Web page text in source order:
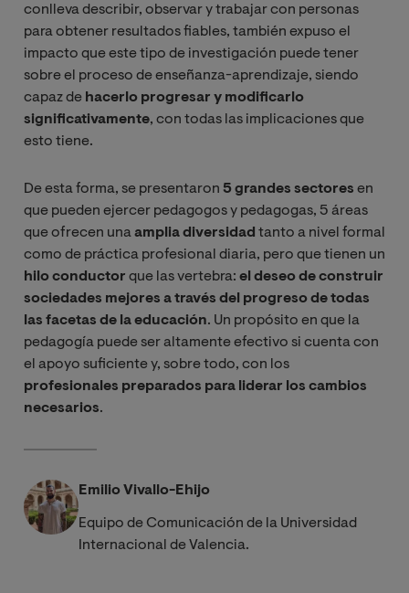
conlleva describir, observar y trabajar con personas
para obtener resultados fiables, también expuso el
impacto que este tipo de investigación puede tener
sobre el proceso de enseñanza-aprendizaje, siendo
capaz de hacerlo progresar y modificarlo
significativamente, con todas las implicaciones que
esto tiene.
De esta forma, se presentaron 5 grandes sectores en
que pueden ejercer pedagogos y pedagogas, 5 áreas
que ofrecen unaamplia diversidad tanto a nivel formal
como de práctica profesional diaria, pero que tienen un
hilo conductor que las vertebra: el deseo de construir
sociedades mejores a través del progreso de todas
las facetas de la educación. Un propósito en que la
pedagogía puede ser altamente efectivo si cuenta con
el apoyo suficiente y, sobre todo, con los
profesionales preparados para liderar los cambios
necesarios.
Emilio Vivallo-Ehijo
Equipo de Comunicación de la Universidad
Internacional de Valencia.